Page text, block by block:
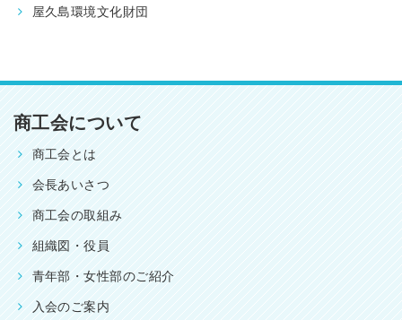
屋久島環境文化財団
商工会について
商工会とは
会長あいさつ
商工会の取組み
組織図・役員
青年部・女性部のご紹介
入会のご案内